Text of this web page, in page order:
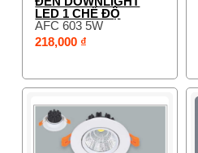
LED 1 CHẾ ĐỘ
AFC 603 5W
218,000 ₫